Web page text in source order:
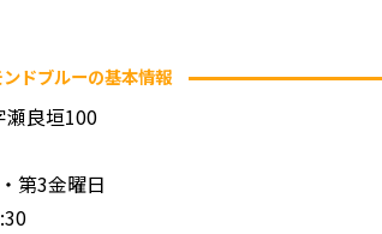
ドブルーの基本情報
瀬良垣100
第3金曜日